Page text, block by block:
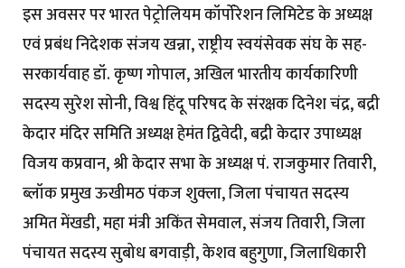
इस अवसर पर भारत पेट्रोलियम कॉर्पोरेशन लिमिटेड के अध्यक्ष
एवं प्रबंध निदेशक संजय खन्ना, राष्ट्रीय स्वयंसेवक संघ के सह-
सरकार्यवाह डॉ. कृष्ण गोपाल, अखिल भारतीय कार्यकारिणी
सदस्य सुरेश सोनी, विश्व हिंदू परिषद के संरक्षक दिनेश चंद्र, बद्री
केदार मंदिर समिति अध्यक्ष हेमंत द्विवेदी, बद्री केदार उपाध्यक्ष
विजय कप्रवान, श्री केदार सभा के अध्यक्ष पं. राजकुमार तिवारी,
ब्लॉक प्रमुख ऊखीमठ पंकज शुक्ला, जिला पंचायत सदस्य
अमित मेंखडी, महा मंत्री अकिंत सेमवाल, संजय तिवारी, जिला
पंचायत सदस्य सुबोध बगवाड़ी, केशव बहुगुणा, जिलाधिकारी